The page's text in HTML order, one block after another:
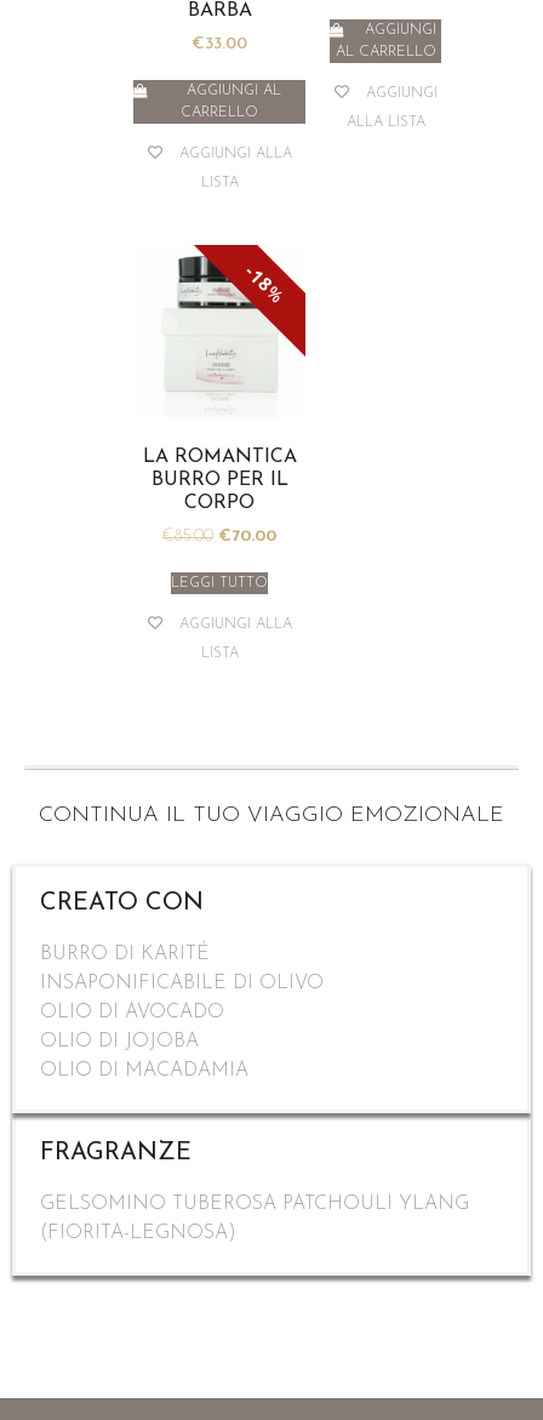
BARBA
€33.00
AGGIUNGI AL
CARRELLO
AGGIUNGI ALLA
LISTA
AGGIUNGI
AL CARRELLO
AGGIUNGI
ALLA LISTA
%
18
LA ROMANTICA
BURRO PER IL
CORPO
€85.00 €70.00
LEGGI TUTTO
AGGIUNGI ALLA
LISTA
CONTINUA IL TUO VIAGGIO EMOZIONALE
CREATO CON
BURRO DI KARITÉ
INSAPONIFICABILE DI OLIVO
OLIO DI AVOCADO
OLIO DI JOJOBA
OLIO DI MACADAMIA
FRAGRANZE
GELSOMINO TUBEROSA PATCHOULI YLANG
(FIORITA-LEGNOSA)